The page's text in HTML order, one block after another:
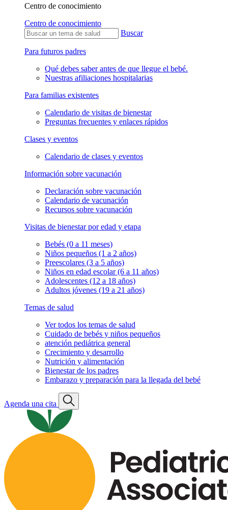
Centro de conocimiento
Centro de conocimiento
Buscar
Para futuros padres
Qué debes saber antes de que llegue el bebé.
Nuestras afiliaciones hospitalarias
Para familias existentes
Calendario de visitas de bienestar
Preguntas frecuentes y enlaces rápidos
Clases y eventos
Calendario de clases y eventos
Información sobre vacunación
Declaración sobre vacunación
Calendario de vacunación
Recursos sobre vacunación
Visitas de bienestar por edad y etapa
Bebés (0 a 11 meses)
Niños pequeños (1 a 2 años)
Preescolares (3 a 5 años)
Niños en edad escolar (6 a 11 años)
Adolescentes (12 a 18 años)
Adultos jóvenes (19 a 21 años)
Temas de salud
Ver todos los temas de salud
Cuidado de bebés y niños pequeños
atención pediátrica general
Crecimiento y desarrollo
Nutrición y alimentación
Bienestar de los padres
Embarazo y preparación para la llegada del bebé
Agenda una cita